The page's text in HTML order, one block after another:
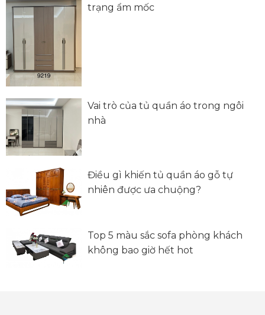
trạng ẩm mốc
Vai trò của tủ quần áo trong ngôi
nhà
Điều gì khiến tủ quần áo gỗ tự
nhiên được ưa chuộng?
Top 5 màu sắc sofa phòng khách
không bao giờ hết hot